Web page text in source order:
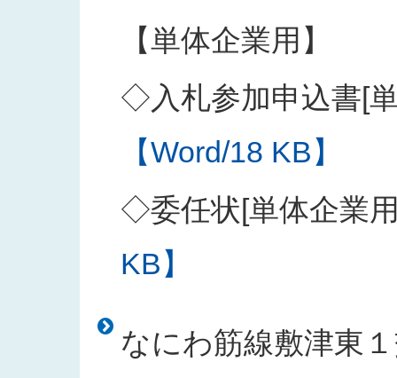
【単体企業用】
◇入札参加申込書[
【Word/18 KB】
◇委任状[単体企業
KB】
なにわ筋線敷津東